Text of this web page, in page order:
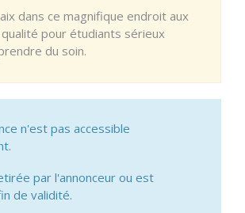
dans ce magnifique endroit aux
pour étudiants sérieux
du soin.
n'est pas accessible
par l'annonceur ou est
de validité.